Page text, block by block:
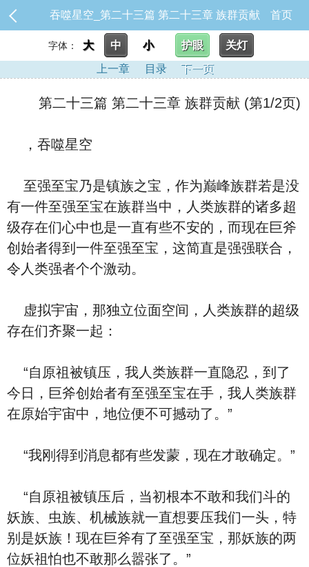
吞噬星空_第二十三篇 第二十三章 族群贡献 首页
字体： 大 中 小 护眼
关灯
上一章
目录 下一页
第二十三篇 第二十三章 族群贡献 (第1/2页)
，吞噬星空
至强至宝乃是镇族之宝，作为巅峰族群若是没
有一件至强至宝在族群当中，人类族群的诸多超
级存在们心中也是一直有些不安的，而现在巨斧
创始者得到一件至强至宝，这简直是强强联合，
令人类强者个个激动。
虚拟宇宙，那独立位面空间，人类族群的超级
存在们齐聚一起：
“自原祖被镇压，我人类族群一直隐忍，到了
今日，巨斧创始者有至强至宝在手，我人类族群
在原始宇宙中，地位便不可撼动了。”
“我刚得到消息都有些发蒙，现在才敢确定。”
“自原祖被镇压后，当初根本不敢和我们斗的
妖族、虫族、机械族就一直想要压我们一头，特
别是妖族！现在巨斧有了至强至宝，那妖族的两
位妖祖怕也不敢那么嚣张了。”